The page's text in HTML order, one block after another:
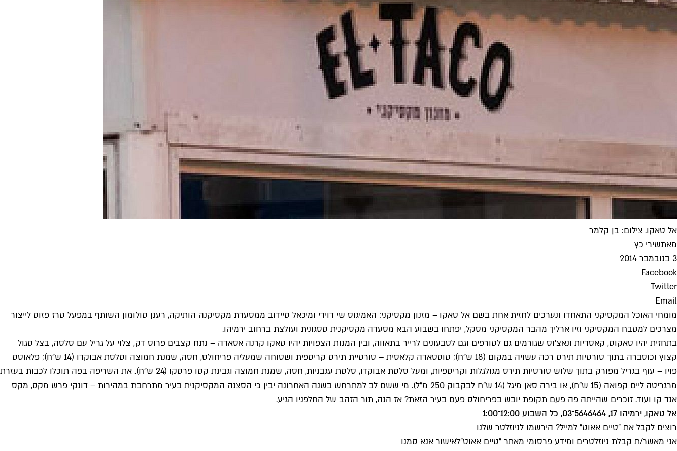
אל טאקו. צילום: בן קלמר
מאתשירי כץ
3 בנובמבר 2014
Facebook
Twitter
Email
מומחי האוכל המקסיקני התאחדו ונערכים לחזית אחת בשם אל טאקו – מזנון מקסיקני: האמיגוס שי דוידי ומיכאל סיידוב ממסעדת מקסיקנה הותיקה, רענן סולומון השותף במפעל טרז פזוס לייצור
מצרכים למטבח המקסיקני וזיו ארליך מהבר המקסיקני מסקל, יפתחו בשבוע הבא מסעדה מקסיקנית ססגונית ועולצת ברחוב ירמיהו.
בתחזית יהיו טאקוס, קאסדיות ונאצ'וס שגורמים גם לטורפים וגם לטבעונים לרייר בתאווה, ובין המנות הצפויות יהיו טאקו קרנה אסאדה – נתח קצבים פרוס דק, צלוי על גריל עם סלסה, בצל סגול
קצוץ וכוסברה בתוך טורטיות תירס רכה עשויה במקום (18 ש״ח); טוסטאדה קלאסית – טורטיית תירס קריספית ושטוחה שמעליה פריחולס, חסה, שמנת חמוצה וסלסת אבוקדו (14 ש״ח); פלאוטס
פויו – עוף בגריל מפורק בתוך שלוש טורטיות תירס מגולגלות וקריספיות, ומעל סלסת אבוקדו, סלסת עגבניות, חסה, שמנת חמוצה וגבינת קסו פרסקו (24 ש״ח). את השריפה בפה תוכלו לכבות בעזרת
מרגריטה ליים קפואה (15 ש"ח), או בירה סאן מיגל (14 ש"ח לבקבוק 250 מ"ל). מי ששם לב למתרחש בשנה האחרונה יבין כי הסצנה המקסיקנית בעיר מתרחבת במהירות – דונקי פרש מקס, מקס
אנד קו ועוד. זוכרים שהייתה פה פעם תקופת יובש בפריחולס פעם בעיר הזאת? אז הנה, תור הזהב של החלפניו הגיע.
אל טאקו, ירמיהו 17, 5646464־03, כל השבוע 12:00־1:00
רוצים לקבל את ״טיים אאוט״ למייל? הירשמו לניוזלטר שלנו
אני מאשר/ת קבלת ניוזלטרים ומידע פרסומי מאתר ״טיים אאוט״לאישור אנא סמנו